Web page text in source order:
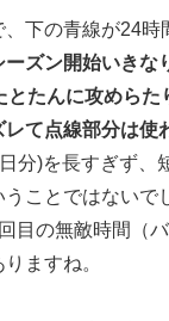
、下の青線が24時
ズン開始いきな
とたんに攻めらた
て点線部分は使
分)を長すぎず、
ことではないで
目の無敵時間（
ますね。